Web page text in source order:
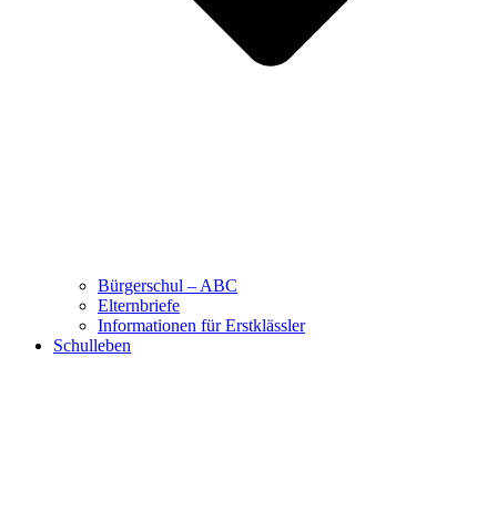
Bürgerschul – ABC
Elternbriefe
Informationen für Erstklässler
Schulleben